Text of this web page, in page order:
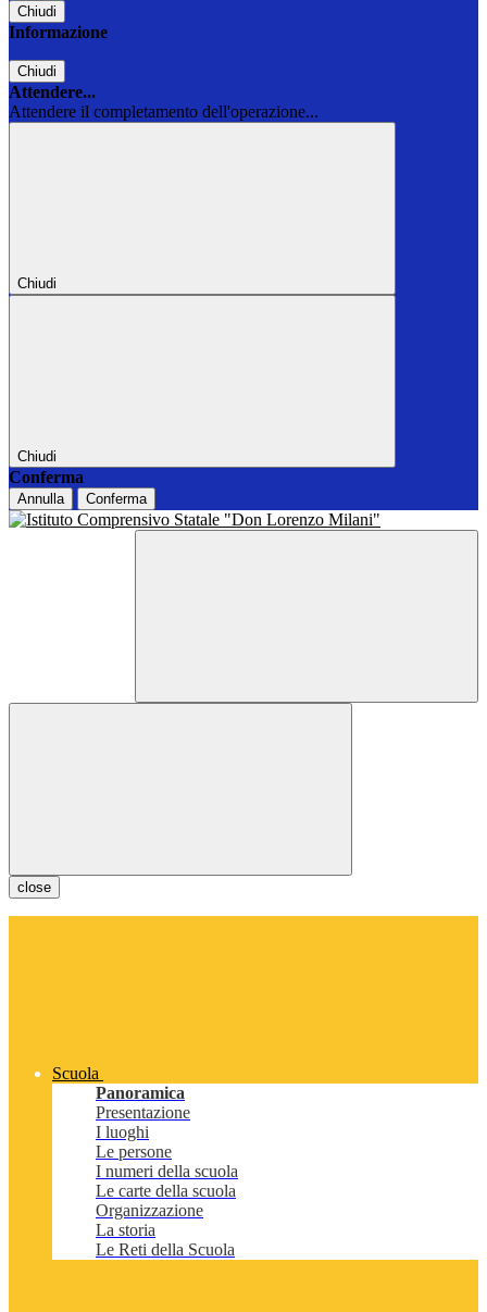
Chiudi
Informazione
Chiudi
Attendere...
Attendere il completamento dell'operazione...
Chiudi
Chiudi
Conferma
Annulla Conferma
close
Scuola
Panoramica
Presentazione
I luoghi
Le persone
I numeri della scuola
Le carte della scuola
Organizzazione
La storia
Le Reti della Scuola